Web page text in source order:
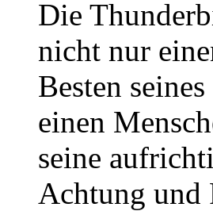
Die
nicht nur
Besten
einen
seine
Achtung und